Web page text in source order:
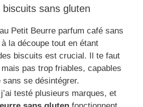
sans gluten
Petit Beurre parfum café sans
la découpe tout en étant
biscuits est crucial. Il te faut
pas trop friables, capables
sans se désintégrer.
testé plusieurs marques, et